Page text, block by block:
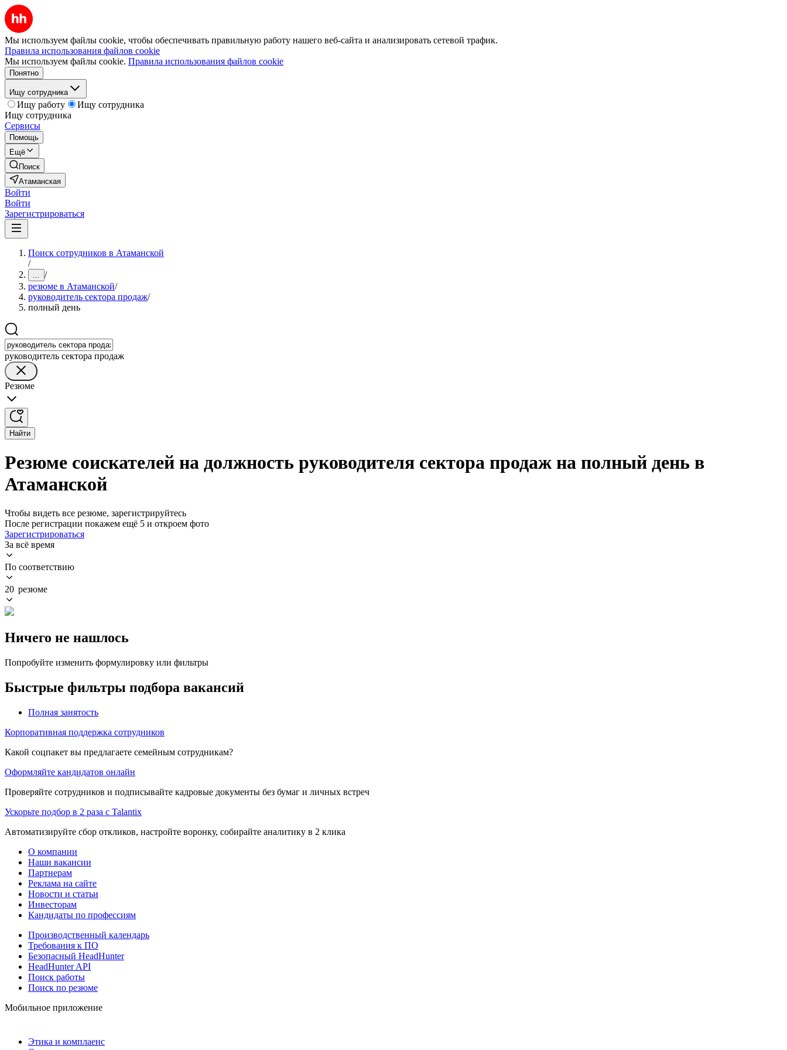
Мы используем файлы cookie, чтобы обеспечивать правильную работу нашего веб-сайта и анализировать сетевой трафик.
Правила использования файлов cookie
Мы используем файлы cookie. Правила использования файлов cookie
Понятно
Ищу сотрудника
Ищу работу
Ищу сотрудника
Ищу сотрудника
Сервисы
Помощь
Ещё
Поиск
Атаманская
Войти
Войти
Зарегистрироваться
Поиск сотрудников в Атаманской
/
... /
резюме в Атаманской/
руководитель сектора продаж/
полный день
руководитель сектора продаж
Резюме
Найти
Резюме соискателей на должность руководителя сектора продаж на полный день в
Атаманской
Чтобы видеть все резюме, зарегистрируйтесь
После регистрации покажем ещё 5 и откроем фото
Зарегистрироваться
За всё время
По соответствию
20 резюме
Ничего не нашлось
Попробуйте изменить формулировку или фильтры
Быстрые фильтры подбора вакансий
Полная занятость
Корпоративная поддержка сотрудников
Какой соцпакет вы предлагаете семейным сотрудникам?
Оформляйте кандидатов онлайн
Проверяйте сотрудников и подписывайте кадровые документы без бумаг и личных встреч
Ускорьте подбор в 2 раза с Talantix
Автоматизируйте сбор откликов, настройте воронку, собирайте аналитику в 2 клика
О компании
Наши вакансии
Партнерам
Реклама на сайте
Новости и статьи
Инвесторам
Кандидаты по профессиям
Производственный календарь
Требования к ПО
Безопасный HeadHunter
HeadHunter API
Поиск работы
Поиск по резюме
Мобильное приложение
Этика и комплаенс